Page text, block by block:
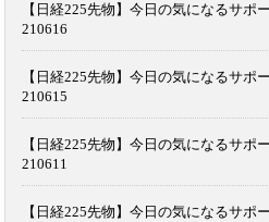
【日経225先物】今日の気になるサポ
210616
【日経225先物】今日の気になるサポ
210615
【日経225先物】今日の気になるサポ
210611
【日経225先物】今日の気になるサポ